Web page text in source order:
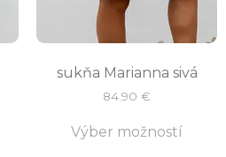
sukňa Marianna sivá
84.90 €
Výber možností